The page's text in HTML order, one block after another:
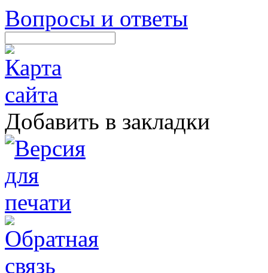
Вопросы и ответы
Добавить в закладки